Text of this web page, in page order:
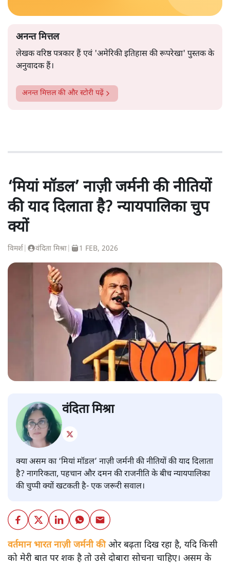
अनन्त मित्तल
लेखक वरिष्ठ पत्रकार हैं एवं 'अमेरिकी इतिहास की रूपरेखा' पुस्तक के
अनुवादक हैं।
अनन्त मित्तलकी और स्टोरी पढ़ें
‘मियां मॉडल’ नाज़ी जर्मनी की नीतियों
की याद दिलाता है? न्यायपालिका चुप
क्यों
विमर्श वंदिता मिश्रा 1 FEB, 2026
वंदिता मिश्रा
क्या असम का ‘मियां मॉडल’ नाज़ी जर्मनी की नीतियों की याद दिलाता
है? नागरिकता, पहचान और दमन की राजनीति के बीच न्यायपालिका
की चुप्पी क्यों खटकती है- एक जरूरी सवाल।
वर्तमान भारत नाज़ी जर्मनी कीओर बढ़ता दिख रहा है, यदि किसी
को मेरी बात पर शक है तो उसे दोबारा सोचना चाहिए। असम के